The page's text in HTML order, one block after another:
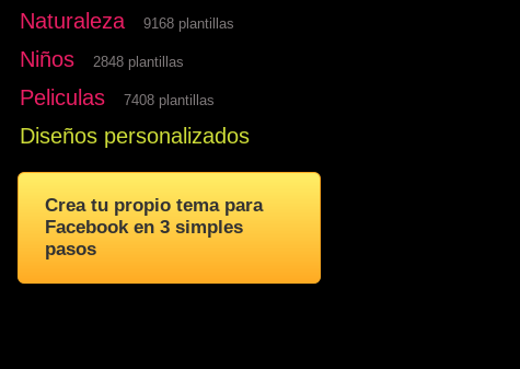
Naturaleza 9168 plantillas
Niños 2848 plantillas
Peliculas 7408 plantillas
Diseños personalizados
Crea tu propio tema para
Facebook en 3 simples
pasos